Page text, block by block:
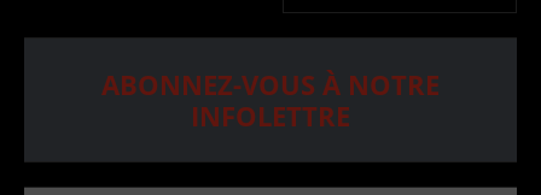
ABONNEZ-VOUS À NOTRE
INFOLETTRE